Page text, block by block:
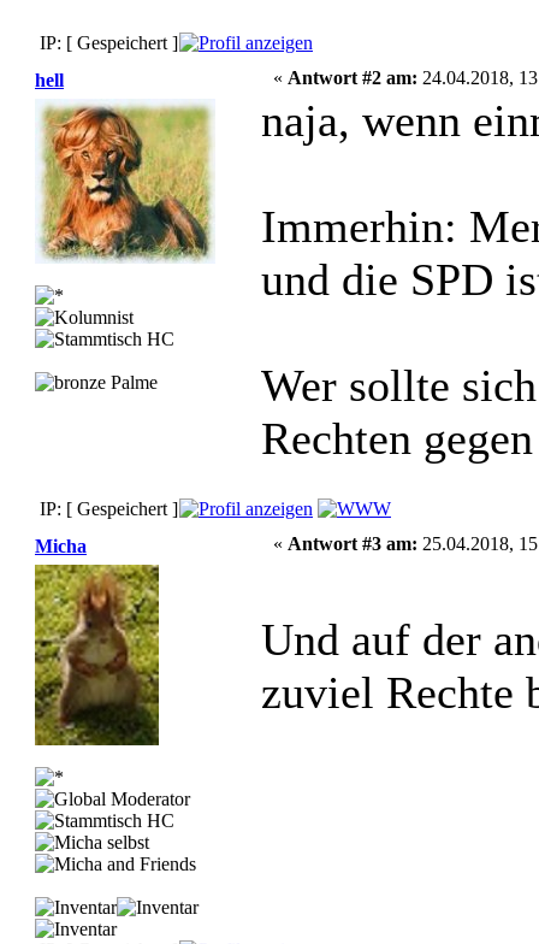
IP: [ Gespeichert ]
hell
« Antwort #2 am: 24.04.2018,
naja, wenn
Immerhin:
und die SPD
Wer sollte
Rechten
IP: [ Gespeichert ]
Micha
« Antwort #3 am: 25.04.2018,
Und auf der
zuviel